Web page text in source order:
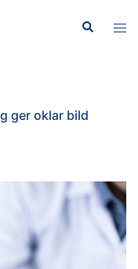
Sök
Slå
ger oklar bild